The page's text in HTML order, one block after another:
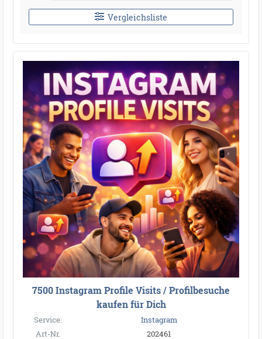
Vergleichsliste
7500 Instagram Profile Visits / Profilbesuche
kaufen für Dich
Service:
Instagram
Art-Nr.
202461